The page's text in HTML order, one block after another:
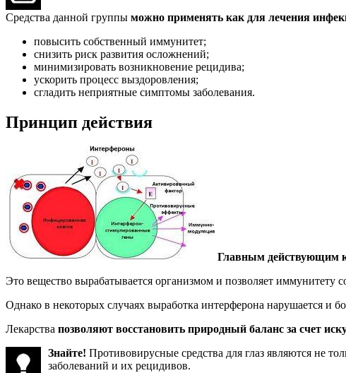
Средства данной группы можно применять как для лечения
повысить собственный иммунитет;
снизить риск развития осложнений;
минимизировать возникновение рецидива;
ускорить процесс выздоровления;
сгладить неприятные симптомы заболевания.
Принцип действия
Главным действующим
Это вещество вырабатывается организмом и позволяет иммунитету
Однако в некоторых случаях выработка интерферона нарушается и
Лекарства позволяют восстановить природный баланс за счет
Знайте! Противовирусные средства для глаз являются не
заболеваний и их рецидивов.